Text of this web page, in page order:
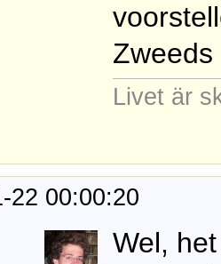
Livet är
22 00:00:20
Wel,